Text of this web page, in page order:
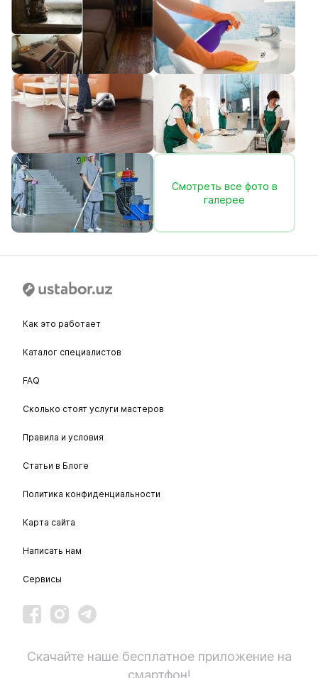
Смотреть все фото в
галерее
Как это работает
Каталог специалистов
FAQ
Сколько стоят услуги мастеров
Правила и условия
Статьи в Блоге
Политика конфиденциальности
Карта сайта
Написать нам
Сервисы
Скачайте наше бесплатное приложение на
смартфон!